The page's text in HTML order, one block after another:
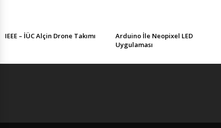
IEEE – İÜC Alçin Drone Takımı
Arduino İle Neopixel LED
Uygulaması